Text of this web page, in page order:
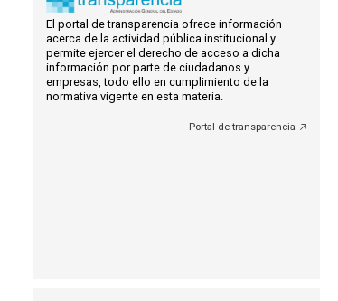
El portal de transparencia ofrece información
acerca de la actividad pública institucional y
permite ejercer el derecho de acceso a dicha
información por parte de ciudadanos y
empresas, todo ello en cumplimiento de la
normativa vigente en esta materia.
Portal de transparencia